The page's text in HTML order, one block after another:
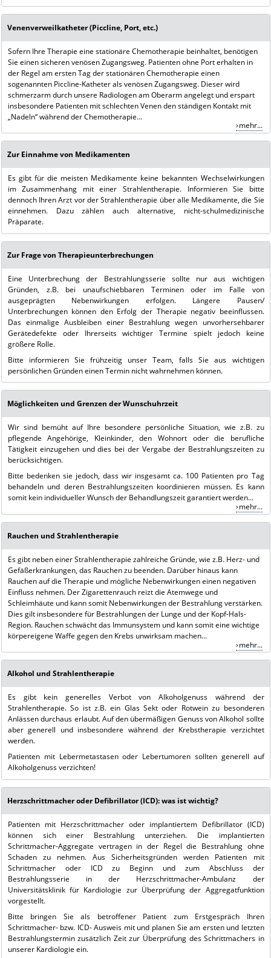
Venenverweilkatheter (Piccline, Port, etc.)
Sofern Ihre Therapie eine stationäre Chemotherapie beinhaltet, benötigen
Sie einen sicheren venösen Zugangsweg. Patienten ohne Port erhalten in
der Regel am ersten Tag der stationären Chemotherapie einen
sogenannten Piccline-Katheter als venösen Zugangsweg. Dieser wird
schmerzarm durch unsere Radiologen am Oberarm angelegt und erspart
insbesondere Patienten mit schlechten Venen den ständigen Kontakt mit
„Nadeln“ während der Chemotherapie...
mehr...
Zur Einnahme von Medikamenten
Es gibt für die meisten Medikamente keine bekannten Wechselwirkungen
im Zusammenhang mit einer Strahlentherapie. Informieren Sie bitte
dennoch Ihren Arzt vor der Strahlentherapie über alle Medikamente, die Sie
einnehmen. Dazu zählen auch alternative, nicht-schulmedizinische
Präparate.
Zur Frage von Therapieunterbrechungen
Eine Unterbrechung der Bestrahlungsserie sollte nur aus wichtigen
Gründen, z.B. bei unaufschiebbaren Terminen oder im Falle von
ausgeprägten Nebenwirkungen erfolgen. Längere Pausen/
Unterbrechungen können den Erfolg der Therapie negativ beeinflussen.
Das einmalige Ausbleiben einer Bestrahlung wegen unvorhersehbarer
Gerätedefekte oder Ihrerseits wichtiger Termine spielt jedoch keine
größere Rolle.
Bitte informieren Sie frühzeitig unser Team, falls Sie aus wichtigen
persönlichen Gründen einen Termin nicht wahrnehmen können.
Möglichkeiten und Grenzen der Wunschuhrzeit
Wir sind bemüht auf Ihre besondere persönliche Situation, wie z.B. zu
pflegende Angehörige, Kleinkinder, den Wohnort oder die berufliche
Tätigkeit einzugehen und dies bei der Vergabe der Bestrahlungszeiten zu
berücksichtigen.
Bitte bedenken sie jedoch, dass wir insgesamt ca. 100 Patienten pro Tag
behandeln und deren Bestrahlungszeiten koordinieren müssen. Es kann
somit kein individueller Wunsch der Behandlungszeit garantiert werden...
mehr...
Rauchen und Strahlentherapie
Es gibt neben einer Strahlentherapie zahlreiche Gründe, wie z.B. Herz- und
Gefäßerkrankungen, das Rauchen zu beenden. Darüber hinaus kann
Rauchen auf die Therapie und mögliche Nebenwirkungen einen negativen
Einfluss nehmen. Der Zigarettenrauch reizt die Atemwege und
Schleimhäute und kann somit Nebenwirkungen der Bestrahlung verstärken.
Dies gilt insbesondere für Bestrahlungen der Lunge und der Kopf-Hals-
Region. Rauchen schwächt das Immunsystem und kann somit eine wichtige
körpereigene Waffe gegen den Krebs unwirksam machen...
mehr...
Alkohol und Strahlentherapie
Es gibt kein generelles Verbot von Alkoholgenuss während der
Strahlentherapie. So ist z.B. ein Glas Sekt oder Rotwein zu besonderen
Anlässen durchaus erlaubt. Auf den übermäßigen Genuss von Alkohol sollte
aber generell und insbesondere während der Krebstherapie verzichtet
werden.
Patienten mit Lebermetastasen oder Lebertumoren sollten generell auf
Alkoholgenuss verzichten!
Herzschrittmacher oder Defibrillator (ICD): was ist wichtig?
Patienten mit Herzschrittmacher oder implantiertem Defibrillator (ICD)
können sich einer Bestrahlung unterziehen. Die implantierten
Schrittmacher-Aggregate vertragen in der Regel die Bestrahlung ohne
Schaden zu nehmen. Aus Sicherheitsgründen werden Patienten mit
Schrittmacher oder ICD zu Beginn und zum Abschluss der
Bestrahlungsserie in der Herzschrittmacher-Ambulanz der
Universitätsklinik für Kardiologie zur Überprüfung der Aggregatfunktion
vorgestellt.
Bitte bringen Sie als betroffener Patient zum Erstgespräch Ihren
Schrittmacher- bzw. ICD- Ausweis mit und planen Sie am ersten und letzten
Bestrahlungstermin zusätzlich Zeit zur Überprüfung des Schrittmachers in
unserer Kardiologie ein.